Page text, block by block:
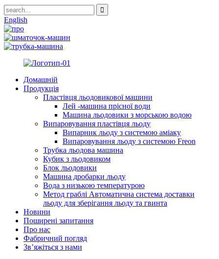
English
Домашній
Продукція
Пластівця льодовикової машини
Лей -машина прісної води
Машина льодовики з морською водою
Випаровування пластівця льоду
Випарник льоду з системою аміаку
Випаровування льоду з системою Freon
Трубка льодова машина
Кубик з льодовиком
Блок льодовики
Машина дробарки льоду
Вода з низькою температурою
Метод граблі Автоматична система доставки
льоду для зберігання льоду та гвинта
Новини
Поширені запитання
Про нас
Фабричний погляд
Зв’яжіться з нами